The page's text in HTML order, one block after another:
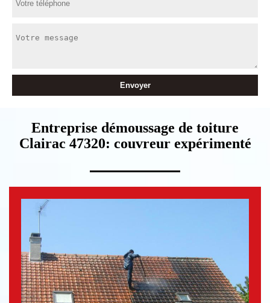
Entreprise démoussage de toiture
Clairac 47320: couvreur expérimenté